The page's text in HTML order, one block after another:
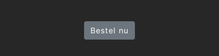
Bestel nu